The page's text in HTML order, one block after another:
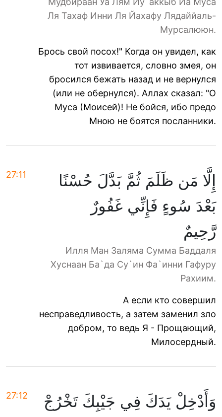
Ля Тахаф Инни Ля Йахафу Лядаййаль-
Мурсалююн.
Брось свой посох!" Когда он увидел, как
тот извивается, словно змея, он
бросился бежать назад и не вернулся
(или не обернулся). Аллах сказал: "О
Муса (Моисей)! Не бойся, ибо предо
Мною не боятся посланники.
27:11
إِلَّا مَن ظَلَمَ ثُمَّ بَدَّلَ حُسْنًا
بَعْدَ سُوءٍ فَإِنِّي غَفُورٌ
رَّحِيمٌ
Илля Ман Заляма Сумма Баддаля
Хуснаан Ба`да Су`ин Фа`инни Гафуру
Рахиим.
А если кто совершил
несправедливость, а затем заменил зло
добром, то ведь Я - Прощающий,
Милосердный.
27:12 وَأَدْخِلْ يَدَكَ فِي جَيْبِكَ تَخْرُجْ